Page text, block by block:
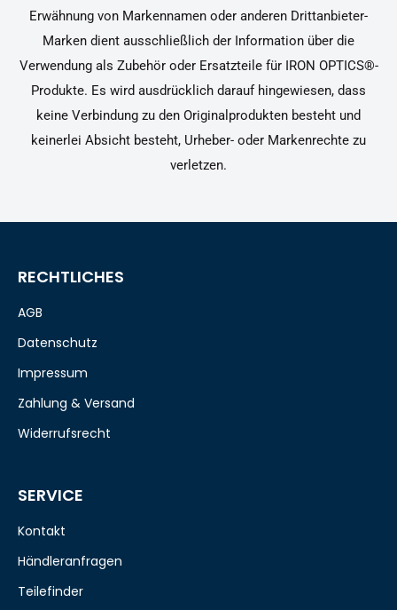
Erwähnung von Markennamen oder anderen Drittanbieter-
Marken dient ausschließlich der Information über die
Verwendung als Zubehör oder Ersatzteile für IRON OPTICS®-
Produkte. Es wird ausdrücklich darauf hingewiesen, dass
keine Verbindung zu den Originalprodukten besteht und
keinerlei Absicht besteht, Urheber- oder Markenrechte zu
verletzen.
RECHTLICHES
AGB
Datenschutz
Impressum
Zahlung & Versand
Widerrufsrecht
SERVICE
Kontakt
Händleranfragen
Teilefinder